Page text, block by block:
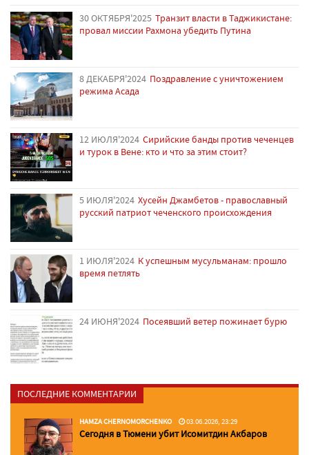
30 ОКТЯБРЯ'2025 Транзит власти в Таджикистане:
провал миссии Рахмона убедить Путина
8 ДЕКАБРЯ'2024 Поздравление с уничтожением
режима Асада
12 ИЮЛЯ'2024 Сирийские банды против чеченцев
и турок в Вене: кто и что за этим стоит?
5 ИЮЛЯ'2024 Хусейн Джамбетов - православный
русский патриот чеченского происхождения
1 ИЮЛЯ'2024 К успешным мусульманам: прошло
время петлять
24 ИЮНЯ'2024 Посеявший ветер пожинает бурю
ПОСЛЕДНИЕ КОММЕНТАРИИ
HAMZA CHERNOMORCHENKO 03.06.2026, 23:29
Сегодня в Тюмени убит Исомитдин Акбаров